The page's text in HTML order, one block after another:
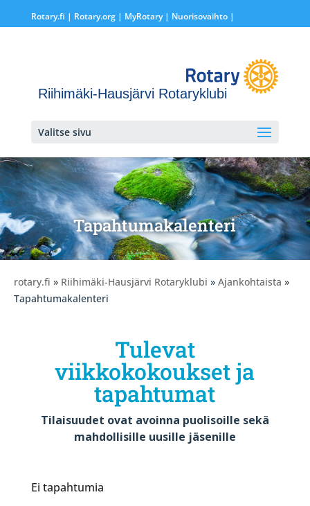
Rotary.fi | Rotary.org| MyRotary | Nuorisovaihto|
Riihimäki-Hausjärvi Rotaryklubi
Valitse sivu
Tapahtumakalenteri
rotary.fi » Riihimäki-Hausjärvi Rotaryklubi » Ajankohtaista »
Tapahtumakalenteri
Tulevat
viikkokokoukset ja
tapahtumat
Tilaisuudet ovat avoinna puolisoille sekä
mahdollisille uusille jäsenille
Ei tapahtumia